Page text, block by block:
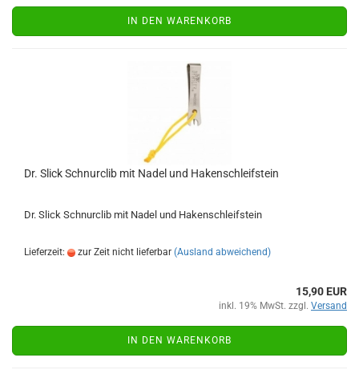
IN DEN WARENKORB
Dr. Slick Schnurclib mit Nadel und Hakenschleifstein
Dr. Slick Schnurclib mit Nadel und Hakenschleifstein
Lieferzeit: zur Zeit nicht lieferbar (Ausland abweichend)
15,90 EUR
inkl. 19% MwSt. zzgl. Versand
IN DEN WARENKORB